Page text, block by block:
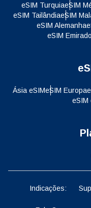
eSIM TurquiaeSIM
eSIM TailândiaeSIM
eSIM Alemanha
eSIM
Ásia eSIMeSIM Europa
eSIM
Indicações: